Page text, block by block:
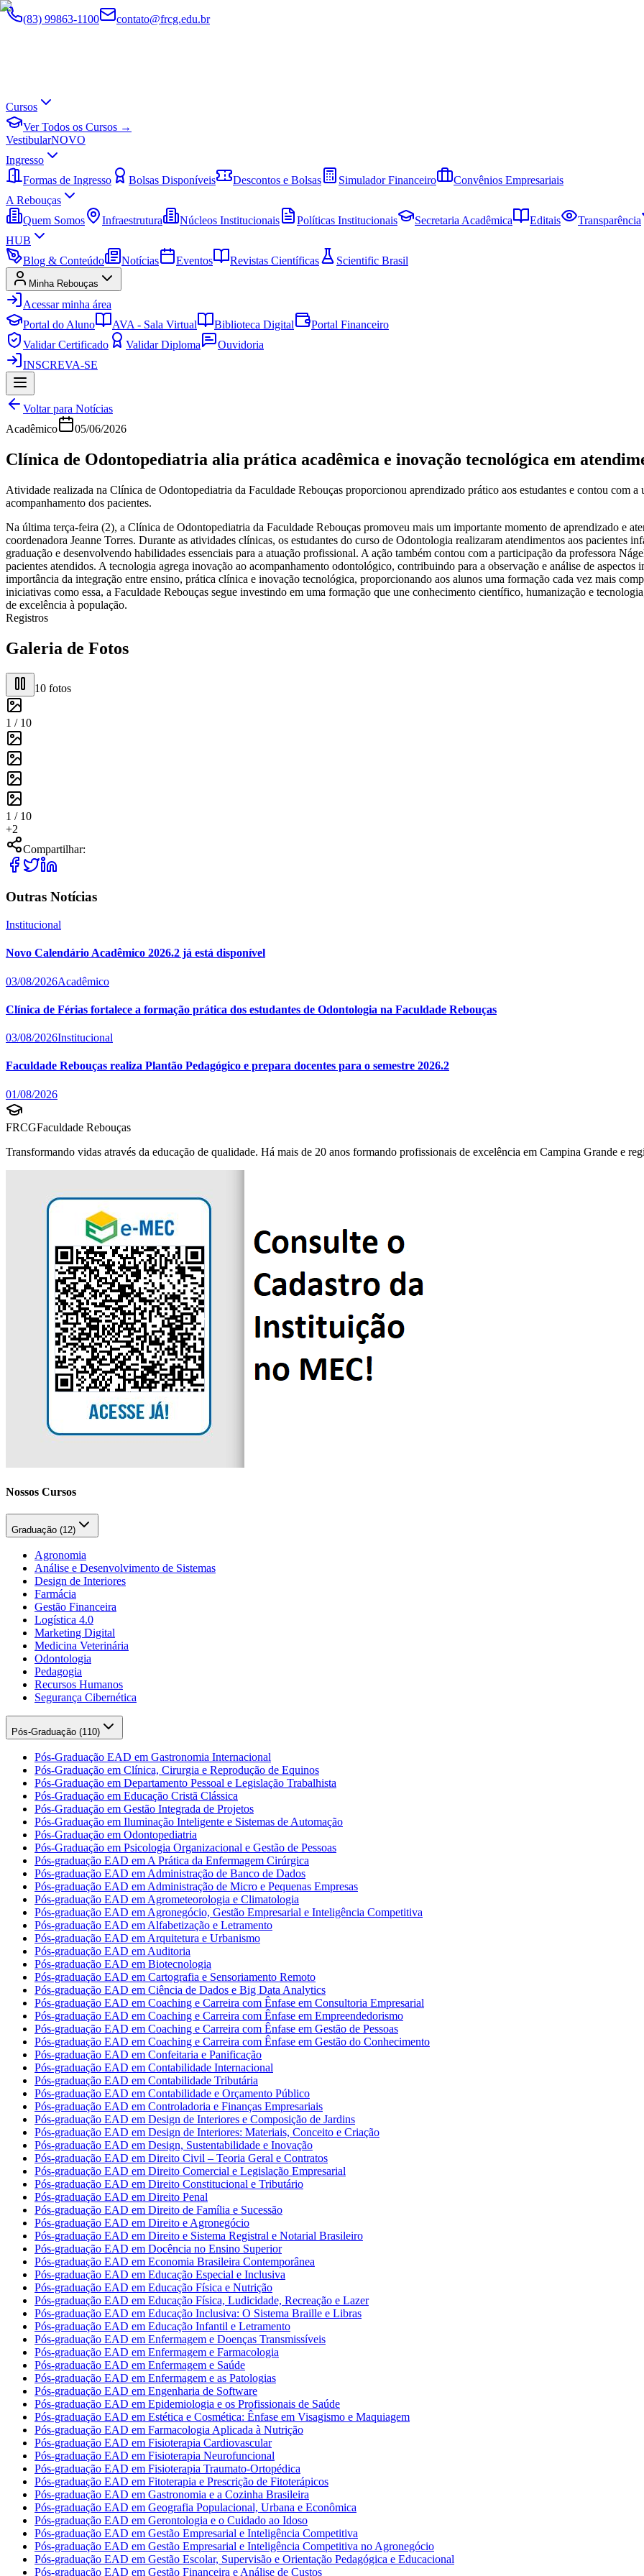
(83) 99863-1100 contato@frcg.edu.br
Cursos
Ver Todos os Cursos →
VestibularNOVO
Ingresso
Formas de Ingresso
Bolsas Disponíveis Descontos e Bolsas Simulador Financeiro
Convênios Empresariais
A Rebouças
Quem Somos
Infraestrutura Núcleos Institucionais Políticas Institucionais Secretaria Acadêmica Editais
Transparência
HUB
Blog & Conteúdo
Notícias Eventos Revistas Científicas Scientific Brasil
Minha Rebouças
Acessar minha área
Portal do Aluno
AVA - Sala Virtual Biblioteca Digital
Portal Financeiro
Validar Certificado
Validar Diploma
Ouvidoria
INSCREVA-SE
Voltar para Notícias
Acadêmico
05/06/2026
Clínica de Odontopediatria alia prática acadêmica e inovação tecnológica em
Atividade realizada na Clínica de Odontopediatria da Faculdade Rebouças proporcionou aprendizado prático aos estudantes e contou com
acompanhamento dos pacientes.
Na última terça-feira (2), a Clínica de Odontopediatria da Faculdade Rebouças promoveu mais um importante momento de aprendizado e
coordenadora Jeanne Torres. Durante as atividades clínicas, os estudantes do curso de Odontologia realizaram atendimentos aos pacientes
graduação e desenvolvendo habilidades essenciais para a atuação profissional. A ação também contou com a participação da professora
pacientes atendidos. A tecnologia agrega inovação ao acompanhamento odontológico, contribuindo para a observação e análise de
importância da integração entre ensino, prática clínica e inovação tecnológica, proporcionando aos alunos uma formação cada vez mais
iniciativas como essa, a Faculdade Rebouças segue investindo em uma formação que une conhecimento científico, humanização e
de excelência à população.
Registros
Galeria de Fotos
10 fotos
1 / 10
1 / 10
+2
Compartilhar:
Outras Notícias
Institucional
Novo Calendário Acadêmico 2026.2 já está disponível
03/08/2026Acadêmico
Clínica de Férias fortalece a formação prática dos estudantes de Odontologia na Faculdade Rebouças
03/08/2026Institucional
Faculdade Rebouças realiza Plantão Pedagógico e prepara docentes para o semestre 2026.2
01/08/2026
FRCGFaculdade Rebouças
Transformando vidas através da educação de qualidade. Há mais de 20 anos formando profissionais de excelência em Campina Grande e
Nossos Cursos
Graduação (12)
Agronomia
Análise e Desenvolvimento de Sistemas
Design de Interiores
Farmácia
Gestão Financeira
Logística 4.0
Marketing Digital
Medicina Veterinária
Odontologia
Pedagogia
Recursos Humanos
Segurança Cibernética
Pós-Graduação (110)
Pós-Graduação EAD em Gastronomia Internacional
Pós-Graduação em Clínica, Cirurgia e Reprodução de Equinos
Pós-Graduação em Departamento Pessoal e Legislação Trabalhista
Pós-Graduação em Educação Cristã Clássica
Pós-Graduação em Gestão Integrada de Projetos
Pós-Graduação em Iluminação Inteligente e Sistemas de Automação
Pós-Graduação em Odontopediatria
Pós-Graduação em Psicologia Organizacional e Gestão de Pessoas
Pós-graduação EAD em A Prática da Enfermagem Cirúrgica
Pós-graduação EAD em Administração de Banco de Dados
Pós-graduação EAD em Administração de Micro e Pequenas Empresas
Pós-graduação EAD em Agrometeorologia e Climatologia
Pós-graduação EAD em Agronegócio, Gestão Empresarial e Inteligência Competitiva
Pós-graduação EAD em Alfabetização e Letramento
Pós-graduação EAD em Arquitetura e Urbanismo
Pós-graduação EAD em Auditoria
Pós-graduação EAD em Biotecnologia
Pós-graduação EAD em Cartografia e Sensoriamento Remoto
Pós-graduação EAD em Ciência de Dados e Big Data Analytics
Pós-graduação EAD em Coaching e Carreira com Ênfase em Consultoria Empresarial
Pós-graduação EAD em Coaching e Carreira com Ênfase em Empreendedorismo
Pós-graduação EAD em Coaching e Carreira com Ênfase em Gestão de Pessoas
Pós-graduação EAD em Coaching e Carreira com Ênfase em Gestão do Conhecimento
Pós-graduação EAD em Confeitaria e Panificação
Pós-graduação EAD em Contabilidade Internacional
Pós-graduação EAD em Contabilidade Tributária
Pós-graduação EAD em Contabilidade e Orçamento Público
Pós-graduação EAD em Controladoria e Finanças Empresariais
Pós-graduação EAD em Design de Interiores e Composição de Jardins
Pós-graduação EAD em Design de Interiores: Materiais, Conceito e Criação
Pós-graduação EAD em Design, Sustentabilidade e Inovação
Pós-graduação EAD em Direito Civil – Teoria Geral e Contratos
Pós-graduação EAD em Direito Comercial e Legislação Empresarial
Pós-graduação EAD em Direito Constitucional e Tributário
Pós-graduação EAD em Direito Penal
Pós-graduação EAD em Direito de Família e Sucessão
Pós-graduação EAD em Direito e Agronegócio
Pós-graduação EAD em Direito e Sistema Registral e Notarial Brasileiro
Pós-graduação EAD em Docência no Ensino Superior
Pós-graduação EAD em Economia Brasileira Contemporânea
Pós-graduação EAD em Educação Especial e Inclusiva
Pós-graduação EAD em Educação Física e Nutrição
Pós-graduação EAD em Educação Física, Ludicidade, Recreação e Lazer
Pós-graduação EAD em Educação Inclusiva: O Sistema Braille e Libras
Pós-graduação EAD em Educação Infantil e Letramento
Pós-graduação EAD em Enfermagem e Doenças Transmissíveis
Pós-graduação EAD em Enfermagem e Farmacologia
Pós-graduação EAD em Enfermagem e Saúde
Pós-graduação EAD em Enfermagem e as Patologias
Pós-graduação EAD em Engenharia de Software
Pós-graduação EAD em Epidemiologia e os Profissionais de Saúde
Pós-graduação EAD em Estética e Cosmética: Ênfase em Visagismo e Maquiagem
Pós-graduação EAD em Farmacologia Aplicada à Nutrição
Pós-graduação EAD em Fisioterapia Cardiovascular
Pós-graduação EAD em Fisioterapia Neurofuncional
Pós-graduação EAD em Fisioterapia Traumato-Ortopédica
Pós-graduação EAD em Fitoterapia e Prescrição de Fitoterápicos
Pós-graduação EAD em Gastronomia e a Cozinha Brasileira
Pós-graduação EAD em Geografia Populacional, Urbana e Econômica
Pós-graduação EAD em Gerontologia e o Cuidado ao Idoso
Pós-graduação EAD em Gestão Empresarial e Inteligência Competitiva
Pós-graduação EAD em Gestão Empresarial e Inteligência Competitiva no Agronegócio
Pós-graduação EAD em Gestão Escolar, Supervisão e Orientação Pedagógica e Educacional
Pós-graduação EAD em Gestão Financeira e Análise de Custos